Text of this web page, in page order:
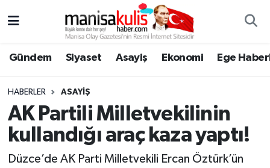
Gündem Siyaset Asayiş Ekonomi Ege
HABERLER ASAYIŞ
AK Partili Milletvekilinin
kullandığı araç kaza yaptı!
Düzce’de AK Parti Milletvekili Ercan Öztürk’ün
Ege Haberleri
Ekonomi
Genel
Yunusemre Hava Durumu
Yunusemre Trafik Yoğunluk Haritası
Süper Lig Puan Durumu ve Fikstür